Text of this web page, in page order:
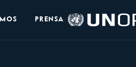
Logo
de
PRENSA